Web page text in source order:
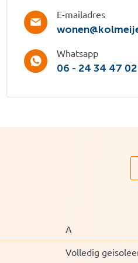
E-mailadres
Whatsapp
06 - 24 34 47 02
A
Volledig